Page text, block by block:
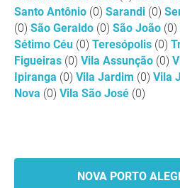
Santo Antônio (0) Sarandi (0)
(0) São Geraldo (0) São João (0)
Sétimo Céu (0) Teresópolis (0)
Figueiras (0) Vila Assunção (0)
Ipiranga (0) Vila Jardim (0) Vila
Nova (0) Vila São José (0)
NOVA PORTO